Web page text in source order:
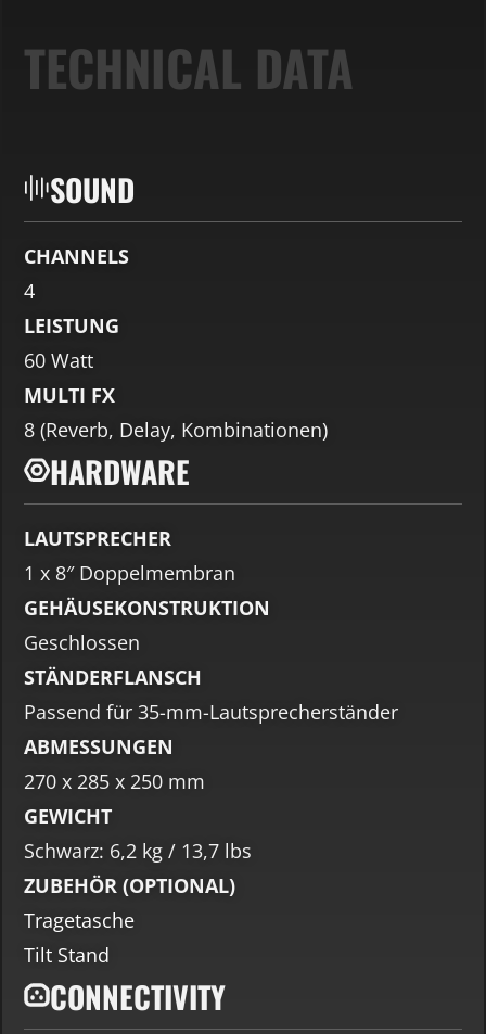
Erforderlichen Service
akzeptieren und Inhalte
Erforderlichen Service
Inhalt entsperren
TECHNICAL DATA
SOUND
CHANNELS
4
LEISTUNG
60 Watt
MULTI FX
8 (Reverb, Delay, Kombinationen)
HARDWARE
LAUTSPRECHER
1 x 8″ Doppelmembran
GEHÄUSEKONSTRUKTION
Geschlossen
STÄNDERFLANSCH
Passend für 35-mm-Lautsprecherständer
ABMESSUNGEN
270 x 285 x 250 mm
GEWICHT
Schwarz: 6,2 kg / 13,7 lbs
ZUBEHÖR (OPTIONAL)
Tragetasche
Tilt Stand
CONNECTIVITY